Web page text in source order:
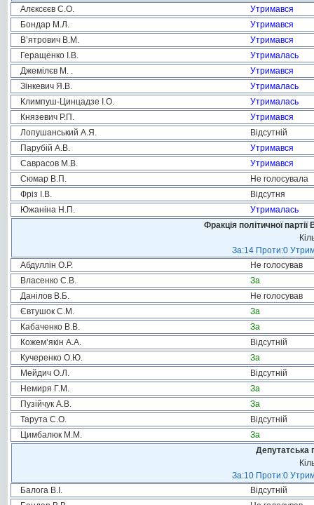
Алєксєєв С.О.
Утримався
Бондар М.Л.
Утримався
В’ятрович В.М.
Утримався
Геращенко І.В.
Утрималась
Джемілєв М. .
Утримався
Зінкевич Я.В.
Утрималась
Климпуш-Цинцадзе І.О.
Утрималась
Князевич Р.П.
Утримався
Лопушанський А.Я.
Відсутній
Парубій А.В.
Утримався
Саврасов М.В.
Утримався
Сюмар В.П.
Не голосувала
Фріз І.В.
Відсутня
Южаніна Н.П.
Утрималась
Фракція політичної
За:14 Проти:0
Абдуллін О.Р.
Не голосував
Власенко С.В.
За
Данілов В.Б.
Не голосував
Євтушок С.М.
За
Кабаченко В.В.
За
Кожем’якін А.А.
Відсутній
Кучеренко О.Ю.
За
Мейдич О.Л.
Відсутній
Немиря Г.М.
За
Пузійчук А.В.
За
Тарута С.О.
Відсутній
Цимбалюк М.М.
За
Депутатська
За:10 Проти:0
Балога В.І.
Відсутній